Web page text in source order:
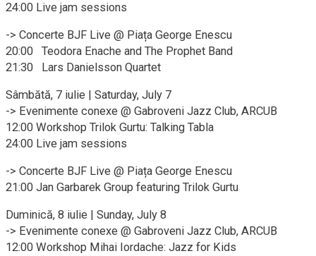
24:00 Live jam sessions
-> Concerte BJF Live @ Piața George Enescu
20:00 Teodora Enache and The Prophet Band
21:30 Lars Danielsson Quartet
Sâmbătă, 7 iulie | Saturday, July 7
-> Evenimente conexe @ Gabroveni Jazz Club, ARCUB
12:00 Workshop Trilok Gurtu: Talking Tabla
24:00 Live jam sessions
-> Concerte BJF Live @ Piața George Enescu
21:00 Jan Garbarek Group featuring Trilok Gurtu
Duminică, 8 iulie | Sunday, July 8
-> Evenimente conexe @ Gabroveni Jazz Club, ARCUB
12:00 Workshop Mihai Iordache: Jazz for Kids